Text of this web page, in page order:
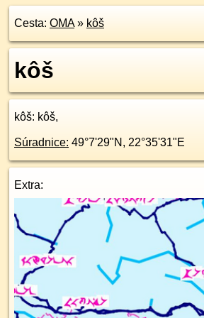
Cesta: OMA» kôš
kôš
kôš: kôš,
Súradnice: 49°7'29"N , 22°35'31"E
Extra: